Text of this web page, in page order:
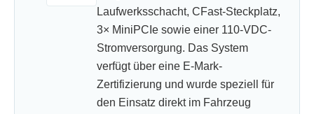
Laufwerksschacht, CFast-Steckplatz,
3× MiniPCIe sowie einer 110-VDC-
Stromversorgung. Das System
verfügt über eine E-Mark-
Zertifizierung und wurde speziell für
den Einsatz direkt im Fahrzeug